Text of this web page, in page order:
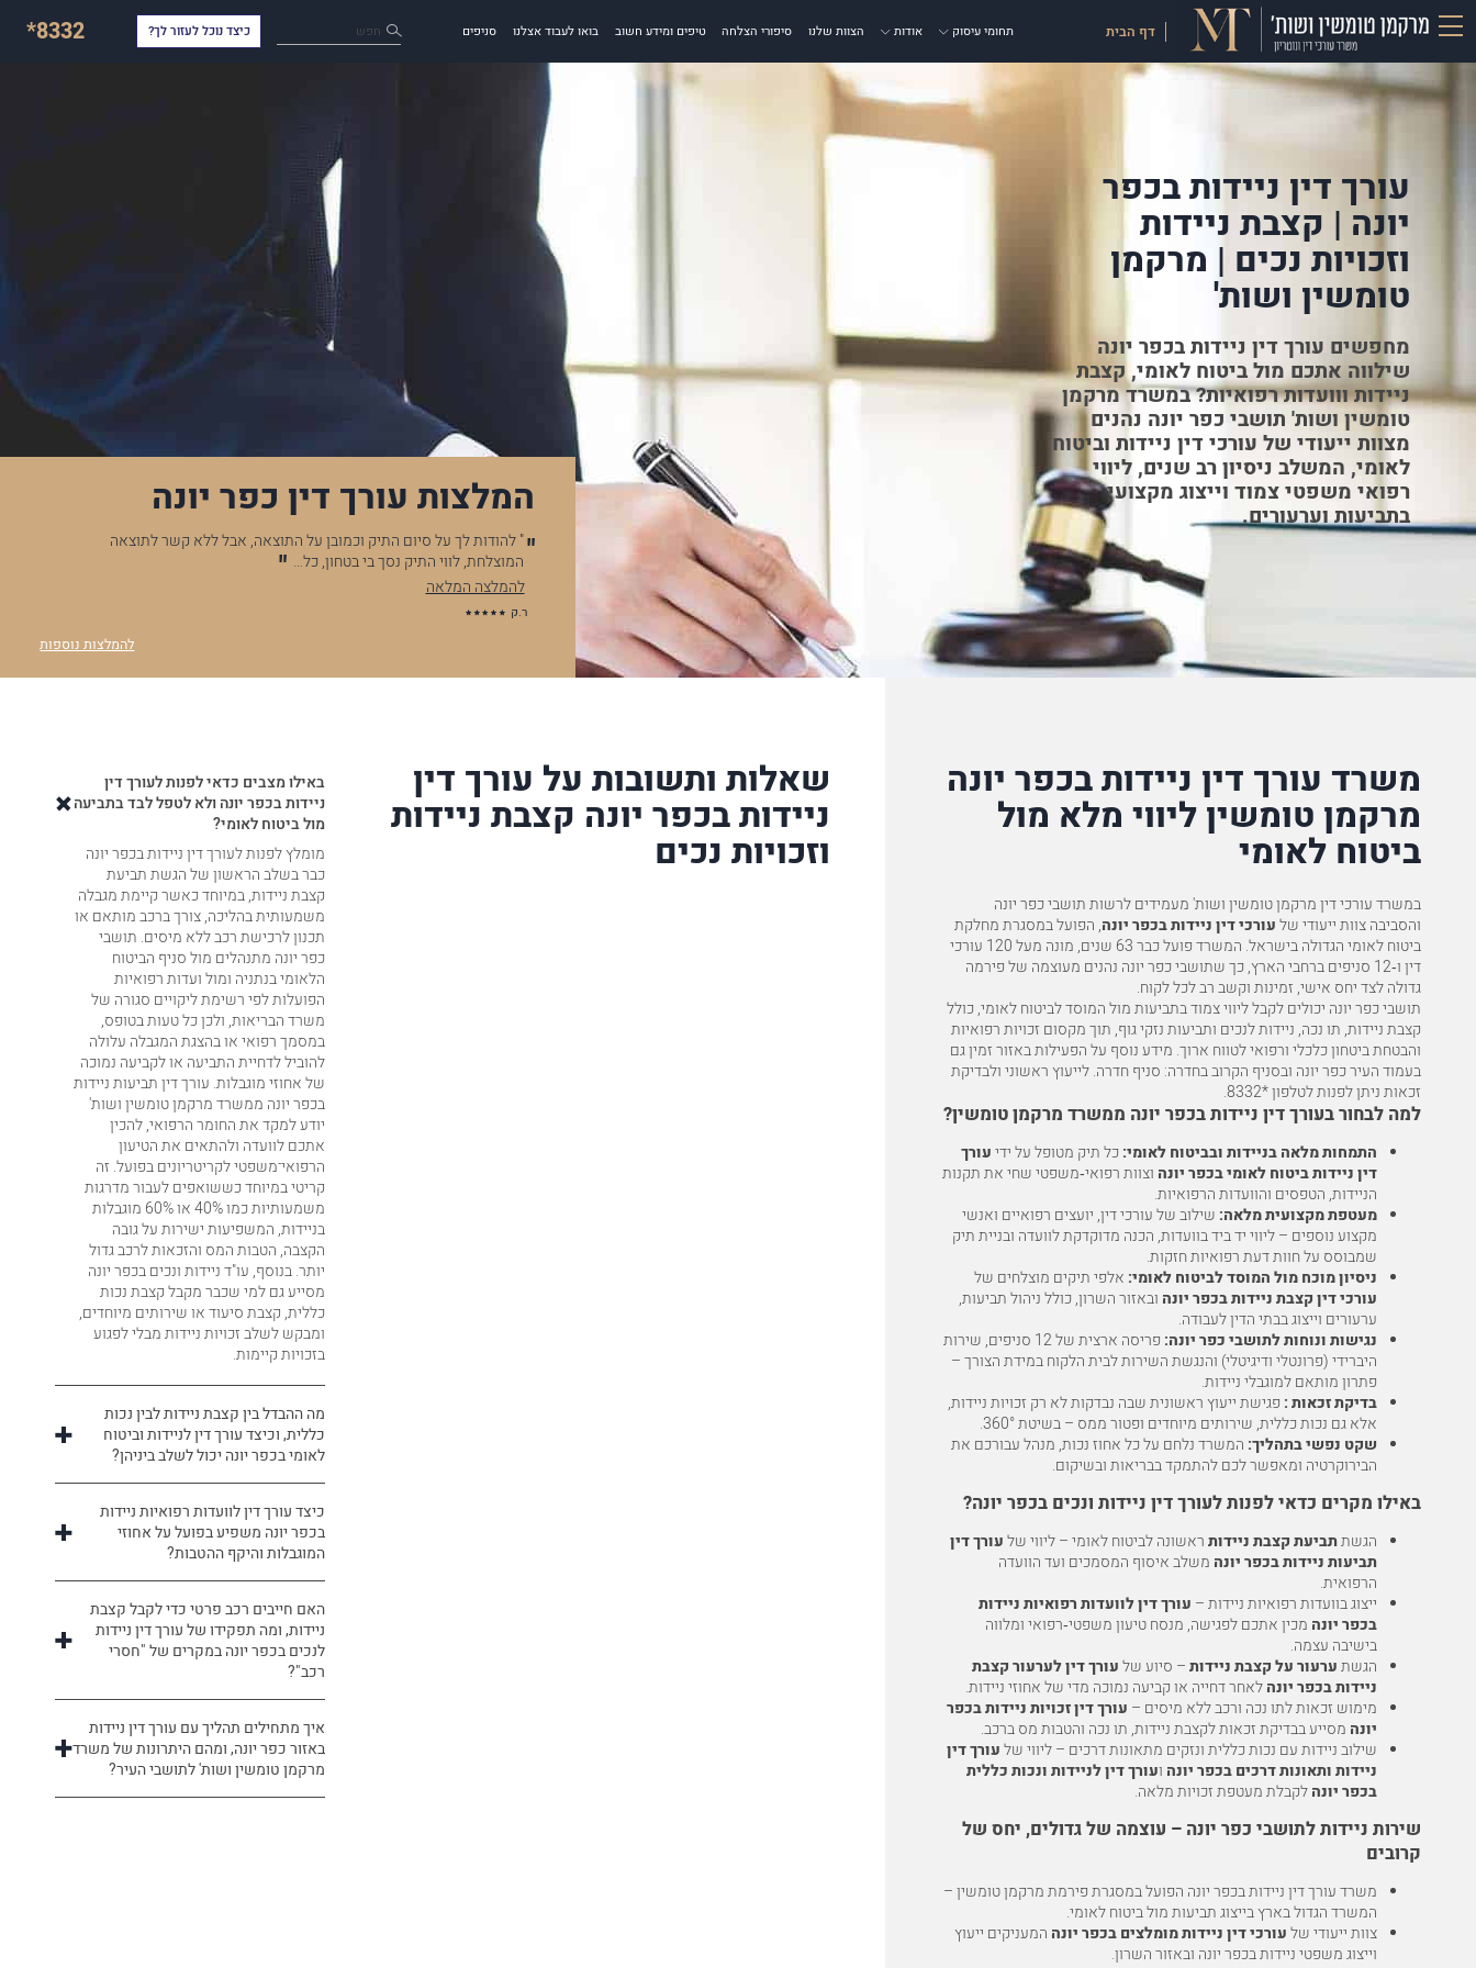
דף הבית תחומי עיסוק אודות הצוות שלנו סיפורי הצלחה טיפים ומידע חשוב בואו לעבוד אצלנו סניפים חפש כיצד נוכל לעזור לך? *8332
עורך דין ניידות בכפר
יונה | קצבת ניידות
וזכויות נכים | מרקמן
טומשין ושות'
מחפשים עורך דין ניידות בכפר יונה
שילווה אתכם מול ביטוח לאומי, קצבת
ניידות ווועדות רפואיות? במשרד מרקמן
טומשין ושות' תושבי כפר יונה נהנים
מצוות ייעודי של עורכי דין ניידות וביטוח
לאומי, המשלב ניסיון רב שנים, ליווי
רפואי משפטי צמוד וייצוג מקצועי
בתביעות וערעורים. המלצות עורך דין כפר יונה
אזכור לטובה מיוחדת את המשרד "מרקמן את טומשין". יש לי הערכה
עצומה למשרד, ובמיוחד לעו"ד מלכיאל. הילדים בטח היו קוראים…
" להודות לך על סיום התיק וכמובן על התוצאה, אבל ללא קשר לתוצאה
המוצלחת, לווי התיק נסך בי בטחון, כל…
.לאחר שנתיים שעזר לי מאוד בוועדות ערעורים רופאיים, ובייעוצים
אני רוצה להגדיר לך תודה רבה רבה! כל היחס שלך ממש…
להמלצה המלאה
להמלצות נוספות
משרד עורך דין ניידות בכפר יונה
מרקמן טומשין ליווי מלא מול
ביטוח לאומי
במשרד עורכי דין מרקמן טומשין ושות' מעמידים לרשות תושבי כפר יונה
והסביבה צוות ייעודי שלעורכי דין ניידות בכפר יונה, הפועל במסגרת מחלקת
ביטוח לאומי הגדולה בישראל. המשרד פועל כבר 63 שנים, מונה מעל 120 עורכי
דין ו‑12 סניפים ברחבי הארץ, כך שתושבי כפר יונה נהנים מעוצמה של פירמה
גדולה לצד יחס אישי, זמינות וקשב רב לכל לקוח.
תושבי כפר יונה יכולים לקבל ליווי צמוד בתביעות מול המוסד לביטוח לאומי, כולל
קצבת ניידות, תו נכה, ניידות לנכים ותביעות נזקי גוף, תוך מקסום זכויות רפואיות
והבטחת ביטחון כלכלי ורפואי לטווח ארוך. מידע נוסף על הפעילות באזור זמין גם
בעמוד העירכפר יונה ובסניף הקרוב בחדרה: סניף חדרה. לייעוץ ראשוני ולבדיקת
זכאות ניתן לפנות לטלפון*8332
.
למה לבחור בעורך דין ניידות בכפר יונה ממשרד מרקמן טומשין?
התמחות מלאה בניידות ובביטוח לאומי: כל תיק מטופל על ידיעורך
דין ניידות ביטוח לאומי בכפר יונה וצוות רפואי‑משפטי שחי את תקנות
הניידות, הטפסים והוועדות הרפואיות.
מעטפת מקצועית מלאה: שילוב של עורכי דין, יועצים רפואיים ואנשי
מקצוע נוספים – ליווי יד ביד בוועדות, הכנה מדוקדקת לוועדה ובניית תיק
שמבוסס על חוות דעת רפואיות חזקות.
ניסיון מוכח מול המוסד לביטוח לאומי: אלפי תיקים מוצלחים של
עורכי דין קצבת ניידות בכפר יונה ובאזור השרון, כולל ניהול תביעות,
ערעורים וייצוג בבתי הדין לעבודה.
נגישות ונוחות לתושבי כפר יונה:
פריסה ארצית של 12 סניפים, שירות
היברידי (פרונטלי ודיגיטלי) והנגשת השירות לבית הלקוח במידת הצורך –
פתרון מותאם למוגבלי ניידות.
בדיקת זכאות : פגישת ייעוץ ראשונית שבה נבדקות לא רק זכויות ניידות,
אלא גם נכות כללית, שירותים מיוחדים ופטור ממס – בשיטת 360°.
שקט נפשי בתהליך: המשרד נלחם על כל אחוז נכות, מנהל עבורכם את
הבירוקרטיה ומאפשר לכם להתמקד בבריאות ובשיקום.
באילו מקרים כדאי לפנות לעורך דין ניידות ונכים בכפר יונה?
הגשתתביעת קצבת ניידותראשונה לביטוח לאומי – ליווי שלעורך דין
תביעות ניידות בכפר יונה משלב איסוף המסמכים ועד הוועדה
הרפואית.
ייצוג בוועדות רפואיות ניידות – עורך דין לוועדות רפואיות ניידות
בכפר יונה מכין אתכם לפגישה, מנסח טיעון משפטי‑רפואי ומלווה
בישיבה עצמה.
הגשתערעור על קצבת ניידות– סיוע שלעורך דין לערעור קצבת
ניידות בכפר יונהלאחר דחייה או קביעה נמוכה מדי של אחוזי ניידות.
מימוש זכאות לתו נכה ורכב ללא מיסים – עורך דין זכויות ניידות בכפר
יונה מסייע בבדיקת זכאות לקצבת ניידות, תו נכה והטבות מס ברכב.
שילוב ניידות עם נכות כללית ונזקים מתאונות דרכים – ליווי שלעורך דין
ניידות ותאונות דרכים בכפר יונה ועורך דין לניידות ונכות כללית
בכפר יונהלקבלת מעטפת זכויות מלאה.
שירות ניידות לתושבי כפר יונה – עוצמה של גדולים, יחס של
קרובים
משרד עורך דין ניידות בכפר יונה הפועל במסגרת פירמת מרקמן טומשין –
המשרד הגדול בארץ בייצוג תביעות מול ביטוח לאומי.
צוות ייעודי שלעורכי דין ניידות מומלצים בכפר יונה המעניקים ייעוץ
וייצוג משפטי ניידות בכפר יונה ובאזור השרון.
שאלות ותשובות על עורך דין
ניידות בכפר יונה קצבת ניידות
וזכויות נכים
באילו מצבים כדאי לפנות לעורך דין
ניידות בכפר יונה ולא לטפל לבד בתביעה
מול ביטוח לאומי?
מומלץ לפנות לעורך דין ניידות בכפר יונה
כבר בשלב הראשון של הגשת תביעת
קצבת ניידות, במיוחד כאשר קיימת מגבלה
משמעותית בהליכה, צורך ברכב מותאם או
תכנון לרכישת רכב ללא מיסים. תושבי
כפר יונה מתנהלים מול סניף הביטוח
הלאומי בנתניה ומול ועדות רפואיות
הפועלות לפי רשימת ליקויים סגורה של
משרד הבריאות, ולכן כל טעות בטופס,
במסמך רפואי או בהצגת המגבלה עלולה
להוביל לדחיית התביעה או לקביעה נמוכה
של אחוזי מוגבלות. עורך דין תביעות ניידות
בכפר יונה ממשרד מרקמן טומשין ושות'
יודע למקד את החומר הרפואי, להכין
אתכם לוועדה ולהתאים את הטיעון
הרפואי־משפטי לקריטריונים בפועל. זה
קריטי במיוחד כששואפים לעבור מדרגות
משמעותיות כמו 40% או 60% מוגבלות
בניידות, המשפיעות ישירות על גובה
הקצבה, הטבות המס והזכאות לרכב גדול
יותר. בנוסף, עו"ד ניידות ונכים בכפר יונה
מסייע גם למי שכבר מקבל קצבת נכות
כללית, קצבת סיעוד או שירותים מיוחדים,
ומבקש לשלב זכויות ניידות מבלי לפגוע
בזכויות קיימות.
מה ההבדל בין קצבת ניידות לבין נכות
כללית, וכיצד עורך דין לניידות וביטוח
לאומי בכפר יונה יכול לשלב ביניהן?
כיצד עורך דין לוועדות רפואיות ניידות
בכפר יונה משפיע בפועל על אחוזי
המוגבלות והיקף ההטבות?
האם חייבים רכב פרטי כדי לקבל קצבת
ניידות, ומה תפקידו של עורך דין ניידות
לנכים בכפר יונה במקרים של "חסרי
רכב"?
איך מתחילים תהליך עם עורך דין ניידות
באזור כפר יונה, ומהם היתרונות של משרד
מרקמן טומשין ושות' לתושבי העיר?